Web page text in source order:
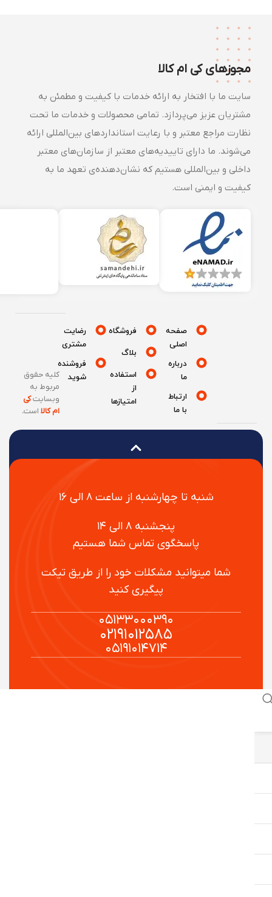
مجوزهای کی ام کالا
سایت ما با افتخار به ارائه خدمات با کیفیت و مطمئن به
مشتریان عزیز می‌پردازد. تمامی محصولات و خدمات ما تحت
نظارت مراجع معتبر و با رعایت استانداردهای بین‌المللی ارائه
می‌شوند. ما دارای تاییدیه‌های معتبر از سازمان‌های معتبر
داخلی و بین‌المللی هستیم که نشان‌دهنده‌ی تعهد ما به
کیفیت و ایمنی است.
شنبه تا چهارشنبه از ساعت ۸ الی ۱۶
پنجشنبه ۸ الی ۱۴
پاسخگوی تماس شما هستیم
شما میتوانید مشکلات خود را از طریق تیکت
پیگیری کنید
۰۵۱۳۳۰۰۰۳۹۰
۰۲۱۹۱۰۱۲۵۸۵
۰۵۱۹۱۰۱۴۷۱۴
صفحه
درباره
ارتباط
فروشگاه
بلاگ
استفاده
امتیازها
رضایت
مشتری
فروشنده
شوید
کلیه حقوق
مربوط به
وبسایتکی
ام کالااست.